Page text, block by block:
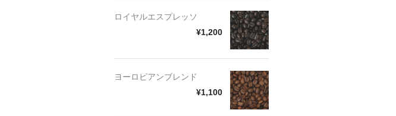
ロイヤルエスプレッソ
¥1,200
ヨーロピアンブレンド
¥1,100